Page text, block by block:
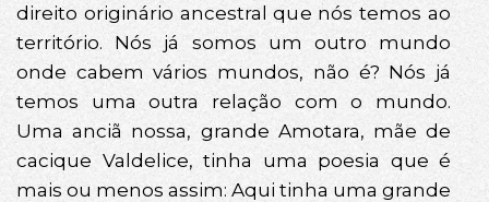
direito originário ancestral que nós temos ao
território. Nós já somos um outro mundo
onde cabem vários mundos, não é? Nós já
temos uma outra relação com o mundo.
Uma anciã nossa, grande Amotara, mãe de
cacique Valdelice, tinha uma poesia que é
mais ou menos assim: Aqui tinha uma grande